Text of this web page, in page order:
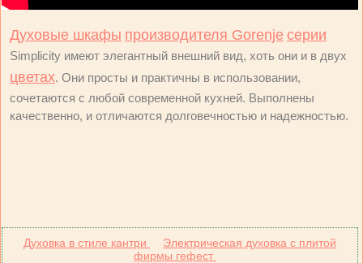
Духовые шкафы производителя Gorenje серии
Simplicity имеют элегантный внешний вид, хоть они и в двух
цветах. Они просты и практичны в использовании,
сочетаются с любой современной кухней. Выполнены
качественно, и отличаются долговечностью и надежностью.
Духовка в стиле кантри
Электрическая духовка с плитой
фирмы гефест